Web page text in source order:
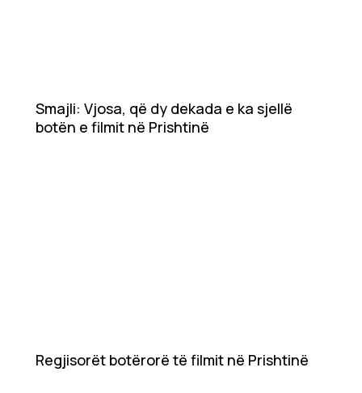
Smajli: Vjosa, që dy dekada e ka sjellë
botën e filmit në Prishtinë
Regjisorët botërorë të filmit në Prishtinë